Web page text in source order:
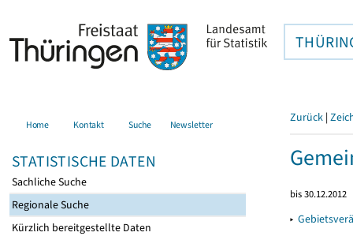
Home Kontakt Suche Newsletter
STATISTISCHE DATEN
Sachliche Suche
Regionale Suche
Kürzlich bereitgestellte Daten
Zurück |
bis 30.12.2012
▸